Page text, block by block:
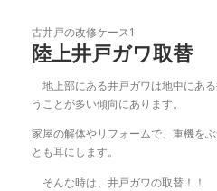
古井戸の改修ケース1
陸上井戸ガワ取替
地上部にある井戸ガワは地中にあ
うことが多い傾向にあります。
家屋の解体やリフォームで、重機を
とも耳にします。
そんな時は、井戸ガワの取替！！